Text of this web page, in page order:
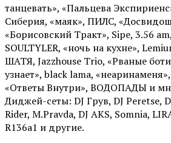
танцевать», «Пальцева
Сиберия, «маяк», ПИЛС,
«Борисовский Тракт», Sipe, 3.56
SOULTYLER, «ночь на кухне»,
ШАТЯ, Jazzhouse Trio, «Рваные
узнает», black lama,
«Ответы Внутри», ВОДОПАДЫ и
Диджей-сеты: DJ Грув, DJ Peretse,
Rider, М.Pravda, DJ AKS, Somnia,
R136a1 и другие.